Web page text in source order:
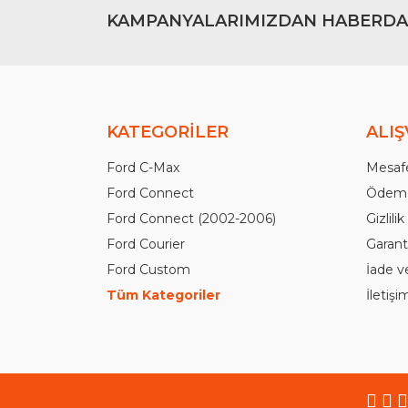
KAMPANYALARIMIZDAN
KATEGORİLER
Ford C-Max
Ford Connect
Ford Connect (2002-2006)
Ford Courier
Ford Custom
Tüm Kategoriler
İade